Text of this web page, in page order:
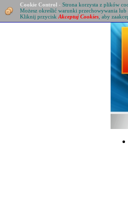
Cookie Control - Strona korzysta z plików
Możesz określić warunki przechowywania
Kliknij przycisk Akceptuj Cookies , aby